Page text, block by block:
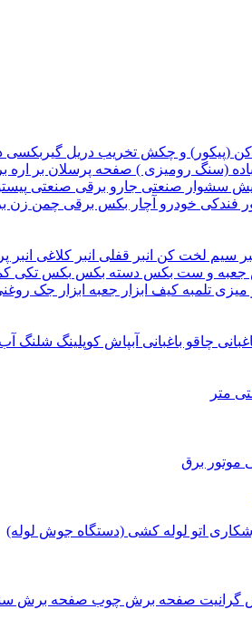
کن (پیکور) و چکش تخریب دریل گیربکسی
(سنگ رومیزی ) صفحه پرسلان بر اره
سشوار صنعتی جارو برقی صنعتی
فندکی خودرو آچار بکس برقی چمن زن
سیم لخت کن انبر قفلی انبر کلاغی انبر
جعبه و ست بکس دسته بکس بکس تکی
میزی تلمبه کیف ابزار جعبه ابزار جک
چاقو باغبانی آبپاش کوپلینگ شلنگ آب
متر
موتور برق
اتو لوله کشی (دستگاه جوش لوله)
صفحه برش چوب صفحه برش‌